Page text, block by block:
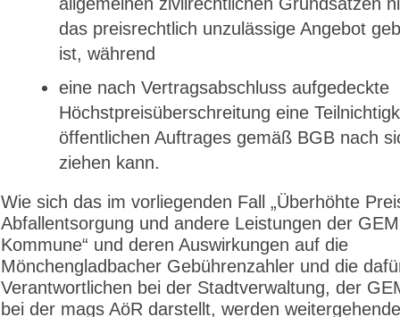
das preisrechtlich unzulässige Angebot
ist, während
eine nach Vertragsabschluss aufgedeckte
Höchstpreisüberschreitung eine
öffentlichen Auftrages gemäß BGB nach
ziehen kann.
Wie sich das im vorliegenden Fall „Überhöhte
Abfallentsorgung und andere Leistungen der
Kommune“ und deren Auswirkungen auf die
Mönchengladbacher Gebührenzahler und die
Verantwortlichen bei der Stadtverwaltung, der
bei der mags AöR darstellt, werden weitergehende